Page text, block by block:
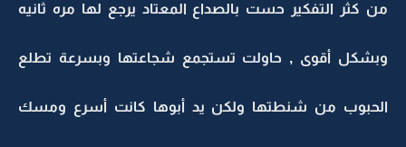
من كثر التفكير حست بالصداع المعتاد يرجع لها مره ثانيه
وبشكل أقوى , حاولت تستجمع شجاعتها وبسرعة تطلع
الحبوب من شنطتها ولكن يد أبوها كانت أسرع ومسك